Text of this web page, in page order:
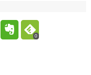
0